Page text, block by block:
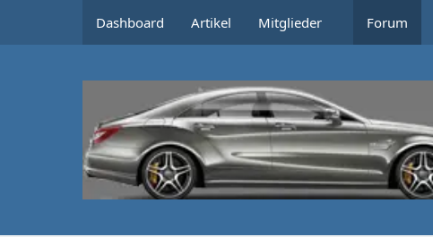
Dashboard Artikel Mitglieder Forum